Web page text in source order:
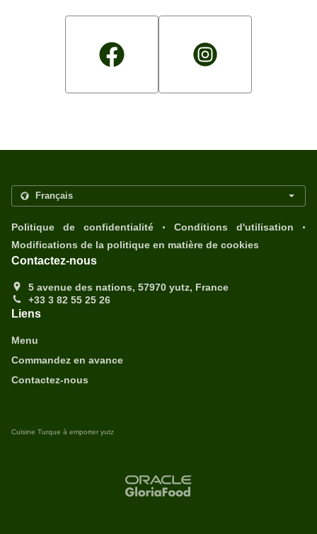
Politique de confidentialité . Conditions d'utilisation .
Modifications de la politique en matière de cookies
Contactez-nous
5 avenue des nations, 57970 yutz, France
+33 3 82 55 25 26
Liens
Menu
Commandez en avance
Contactez-nous
Cuisine Turque à emporter yutz